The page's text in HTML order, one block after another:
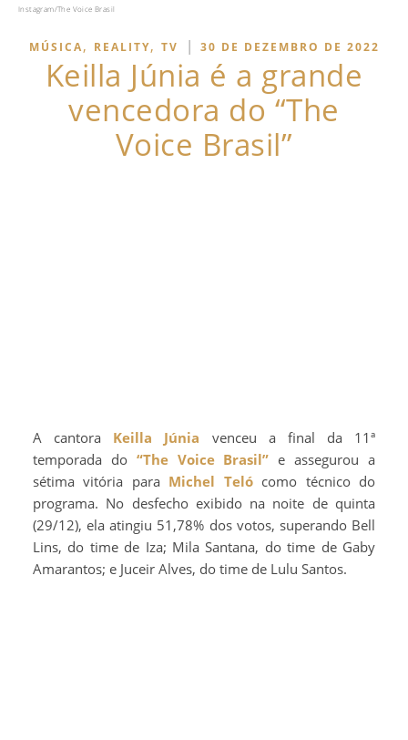
Instagram/The Voice Brasil
MÚSICA, REALITY, TV | 30 DE DEZEMBRO DE 2022
Keilla Júnia é a grande
vencedora do “The
Voice Brasil”
A cantora Keilla Júnia venceu a final da 11ª
temporada do “The Voice Brasil” e assegurou a
sétima vitória para Michel Telócomo técnico do
programa. No desfecho exibido na noite de quinta
(29/12), ela atingiu 51,78% dos votos, superando Bell
Lins, do time de Iza; Mila Santana, do time de Gaby
Amarantos; e Juceir Alves, do time de Lulu Santos.